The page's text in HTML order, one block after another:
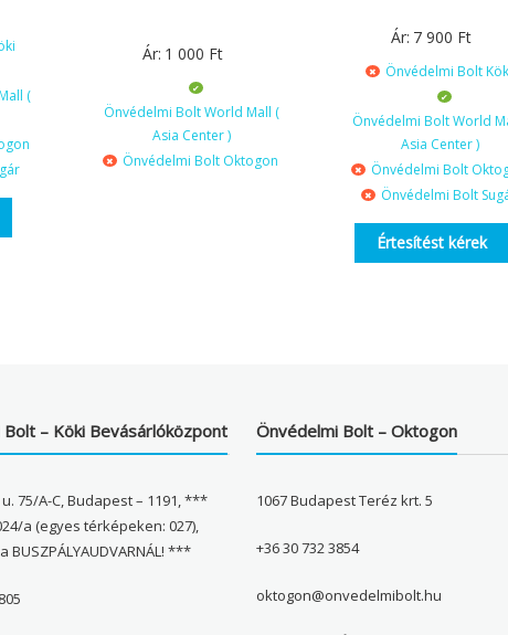
(
Ár: 1 000 Ft
Önvédelmi Bolt World Mall (
Asia Center )
Önvédelmi Bolt Oktogon
Ár: 7 900 Ft
Önvédelmi Bolt
Önvédelmi Bolt World
Asia Center )
Önvédelmi Bolt
Önvédelmi Bolt
Értesítést kérek
– Köki Bevásárlóközpont
75/A-C, Budapest – 1191, ***
a (egyes térképeken: 027),
BUSZPÁLYAUDVARNÁL! ***
Önvédelmi Bolt – Oktogon
1067 Budapest Teréz krt. 5
+36 30 732 3854
oktogon@onvedelmibolt.hu